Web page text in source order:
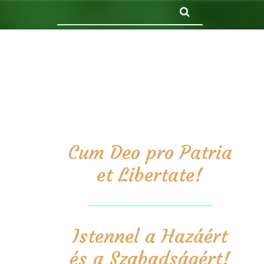
Cum Deo pro Patria
et Libertate!
Istennel a Hazáért
és a Szabadságért!